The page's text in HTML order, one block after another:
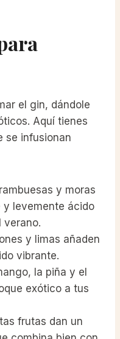
el gin, dándole
Aquí tienes
se infusionan
y moras
y levemente ácido
verano.
y limas añaden
vibrante.
la piña y el
exótico a tus
frutas dan un